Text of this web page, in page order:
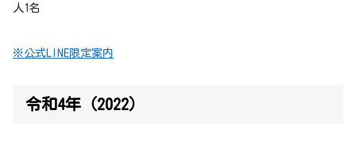
人1名
※公式LINE限定案内
令和4年（2022）